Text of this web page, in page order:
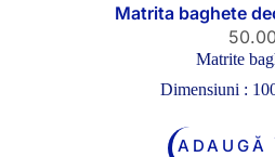
Matrita baghete
50.00
Matrite
Dimensiuni :
ADAUGĂ